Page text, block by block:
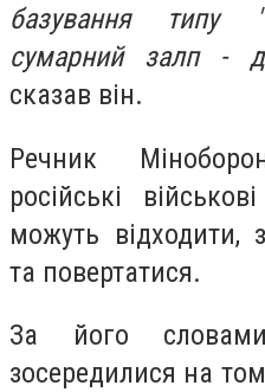
базування типу
сумарний залп -
сказав він.
Речник
російські
можуть відходити,
та повертатися.
За його
зосередилися на